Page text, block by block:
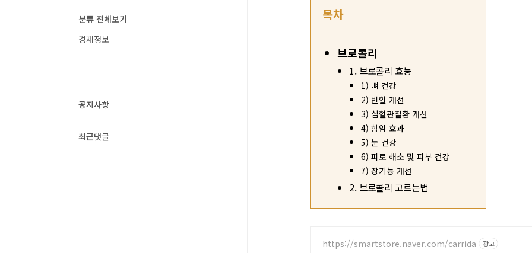
목차
브로콜리
1. 브로콜리 효능
1) 뼈 건강
2) 빈혈 개선
3) 심혈관질환 개선
4) 항암 효과
5) 눈 건강
6) 피로 해소 및 피부 건강
7) 장기능 개선
2. 브로콜리 고르는법
https://smartstore.naver.com/carrida 광고
분류 전체보기
경제정보
공지사항
최근댓글